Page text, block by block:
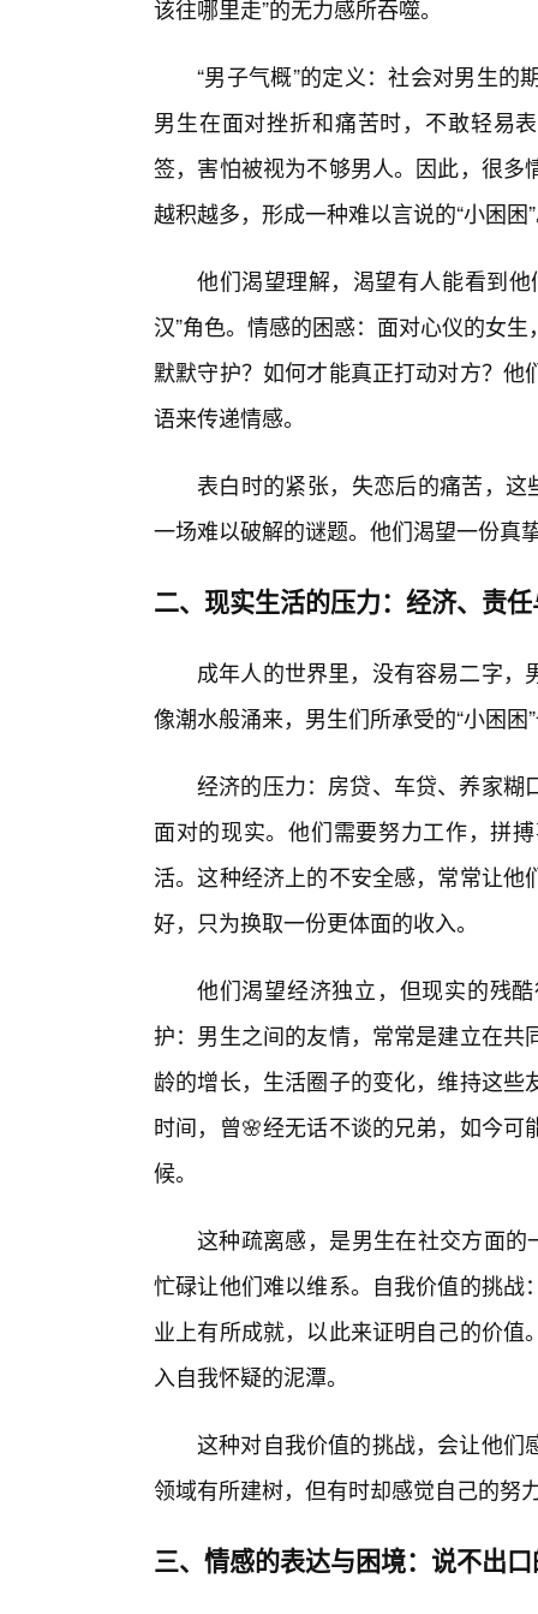
该往哪里走”的无力感所吞噬。
“男子气概”的定义：社会对男生的
男生在面对挫折和痛苦时，不敢轻易
签，害怕被视为不够男人。因此，很
越积越多，形成一种难以言说的“小困困
他们渴望理解，渴望有人能看到
汉”角色。情感的困惑：面对心仪的女
默默守护？如何才能真正打动对方？
语来传递情感。
表白时的紧张，失恋后的痛苦，这
一场难以破解的谜题。他们渴望一份真
二、现实生活的压力：经济、责
成年人的世界里，没有容易二字
像潮水般涌来，男生们所承受的“小困困
经济的压力：房贷、车贷、养家糊
面对的现实。他们需要努力工作，拼
活。这种经济上的不安全感，常常让
好，只为换取一份更体面的收入。
他们渴望经济独立，但现实的残
护：男生之间的友情，常常是建立在
龄的增长，生活圈子的变化，维持这
时间，曾🌸经无话不谈的兄弟，如今
候。
这种疏离感，是男生在社交方面的
忙碌让他们难以维系。自我价值的挑
业上有所成就，以此来证明自己的价
入自我怀疑的泥潭。
这种对自我价值的挑战，会让他们
领域有所建树，但有时却感觉自己的努
三、情感的表达与困境：说不出